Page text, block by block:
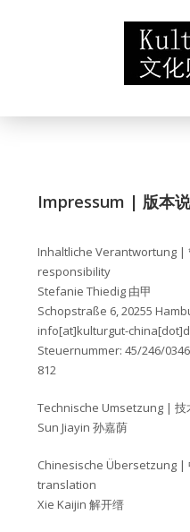
Impressum | 版本
Inhaltliche Verantwortung |
responsibility
Stefanie Thiedig 由甲
Schopstraße 6, 20255
info[at]kulturgut-
Steuernummer: 45/246/
812
Technische Umsetzung |
Sun Jiayin 孙嘉荫
Chinesische Übersetzung |
translation
Xie Kaijin 解开缙